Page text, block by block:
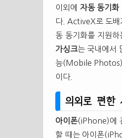
이외에 자동 동기화
다. ActiveX로 도배
동 동기화를 지원
가싱크는 국내에서
능(Mobile Photos)
이다.
의외로 편한
아이폰(iPhone)에
할 때는 아이폰